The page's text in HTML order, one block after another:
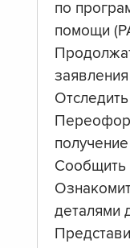
по
помощи
заявления
получение
Сообщить
деталями